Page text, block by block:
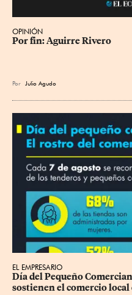
OPINIÓN
Por fin: Aguirre Rivero
Por Julio Agudo
EL EMPRESARIO
Día del Pequeño
sostienen el comercio local